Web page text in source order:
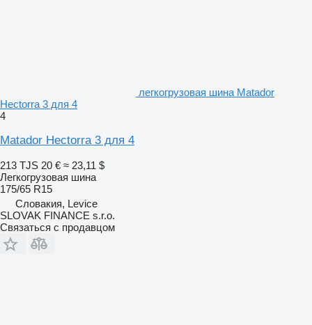
легкогрузовая шина Matador
Hectorra 3 для 4
4
Matador Hectorra 3 для 4
213 TJS 20 € ≈ 23,11 $
Легкогрузовая шина
175/65 R15
Словакия, Levice
SLOVAK FINANCE s.r.o.
Связаться с продавцом